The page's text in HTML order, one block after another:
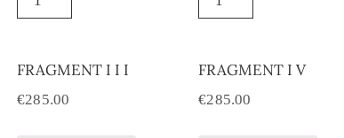
FRAGMENT I I I
€285.00
FRAGMENT I V
€285.00